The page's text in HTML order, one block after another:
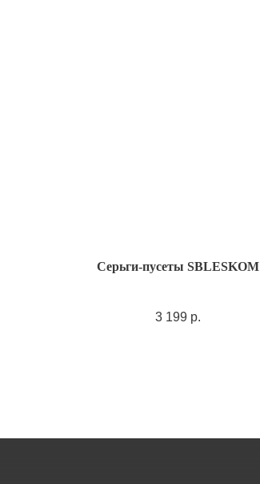
Серьги-пусеты SBLESKOM
3 199 р.